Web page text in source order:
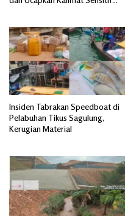
Insiden Tabrakan Speedboat di
Pelabuhan Tikus Sagulung,
Kerugian Material